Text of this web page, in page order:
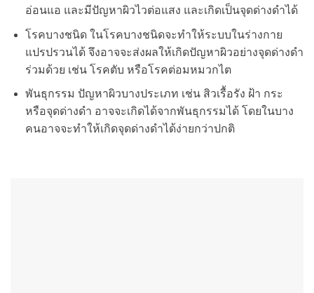
อ่อนแอ และมีปัญหาผิวไวต่อแสง และเกิดเป็นจุดด่างดำได้
โรคบางชนิด ในโรคบางชนิดจะทำให้ระบบในร่างกาย
แปรปรวนได้ จึงอาจจะส่งผลให้เกิดปัญหาผิวอย่างจุดด่างดำ
ร่วมด้วย เช่น โรคตับ หรือโรคต่อมหมวกไต
พันธุกรรม ปัญหาผิวบางประเภท เช่น สิวเรื้อรัง ฝ้า กระ
หรือจุดด่างดำ อาจจะเกิดได้จากพันธุกรรมได้ โดยในบาง
คนอาจจะทำให้เกิดจุดด่างดำได้ง่ายกว่าปกติ